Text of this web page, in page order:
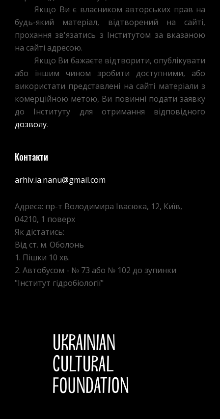
Якщо Ви є власником авторських прав на
будь-який матеріал, відтворений на сайті,
прохання зв'язатись з Інститутом за вказаною
на сайті адресою.
Якщо Ви бажаєте відтворити, опублікувати
або іншим чином зробити доступними, або
використати представлені на сайті матеріали з
комерційною метою, Ви повинні подати заявку
до Інституту для отримання відповідного
дозволу.
Контакти
arhiv.ia.nanu@gmail.com
Адреса: пр-т Володимира Івасюка, 12, Київ,
04210, 1 поверх
Як дістатись:
Від ст. м. Оболонь
1. Пішки 10 хв.
2. Автобусом - № 73 або № 102 до зупинки
"Інститут гідробіології"